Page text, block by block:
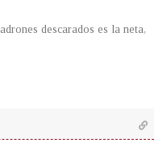
descarados es la neta,